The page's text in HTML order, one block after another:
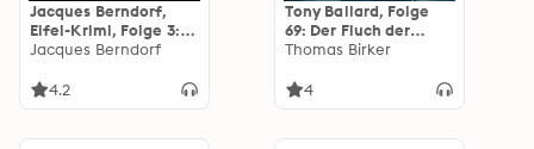
Jacques Berndorf,
Eifel-Krimi, Folge 3:
Der letzte Agent
Jacques Berndorf
4.2
Tony Ballard, Folge
69: Der Fluch der
stählernen Hände
Thomas Birker
4